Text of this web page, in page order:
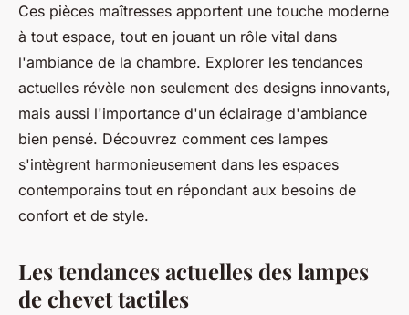
Ces pièces maîtresses apportent une touche moderne
à tout espace, tout en jouant un rôle vital dans
l'ambiance de la chambre. Explorer les tendances
actuelles révèle non seulement des designs innovants,
mais aussi l'importance d'un éclairage d'ambiance
bien pensé. Découvrez comment ces lampes
s'intègrent harmonieusement dans les espaces
contemporains tout en répondant aux besoins de
confort et de style.
Les tendances actuelles des lampes
de chevet tactiles